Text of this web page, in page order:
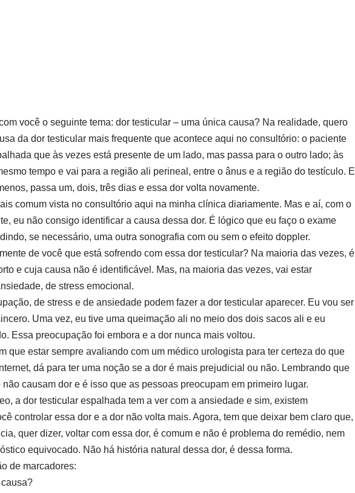
você o seguinte tema: dor testicular – uma única causa? Na realidade, quero
da dor testicular mais frequente que acontece aqui no consultório: o paciente
que às vezes está presente de um lado, mas passa para o outro lado; às
tempo e vai para a região ali perineal, entre o ânus e a região do testículo. E
passa um, dois, três dias e essa dor volta novamente.
comum vista no consultório aqui na minha clínica diariamente. Mas e aí, com o
eu não consigo identificar a causa dessa dor. É lógico que eu faço o exame
se necessário, uma outra sonografia com ou sem o efeito doppler.
de você que está sofrendo com essa dor testicular? Na maioria das vezes, é
e cuja causa não é identificável. Mas, na maioria das vezes, vai estar
de stress emocional.
de stress e de ansiedade podem fazer a dor testicular aparecer. Eu vou ser
Uma vez, eu tive uma queimação ali no meio dos dois sacos ali e eu
Essa preocupação foi embora e a dor nunca mais voltou.
que estar sempre avaliando com um médico urologista para ter certeza do que
dá para ter uma noção se a dor é mais prejudicial ou não. Lembrando que
causam dor e é isso que as pessoas preocupam em primeiro lugar.
a dor testicular espalhada tem a ver com a ansiedade e sim, existem
controlar essa dor e a dor não volta mais. Agora, tem que deixar bem claro que,
quer dizer, voltar com essa dor, é comum e não é problema do remédio, nem
equivocado. Não há história natural dessa dor, é dessa forma.
de marcadores: